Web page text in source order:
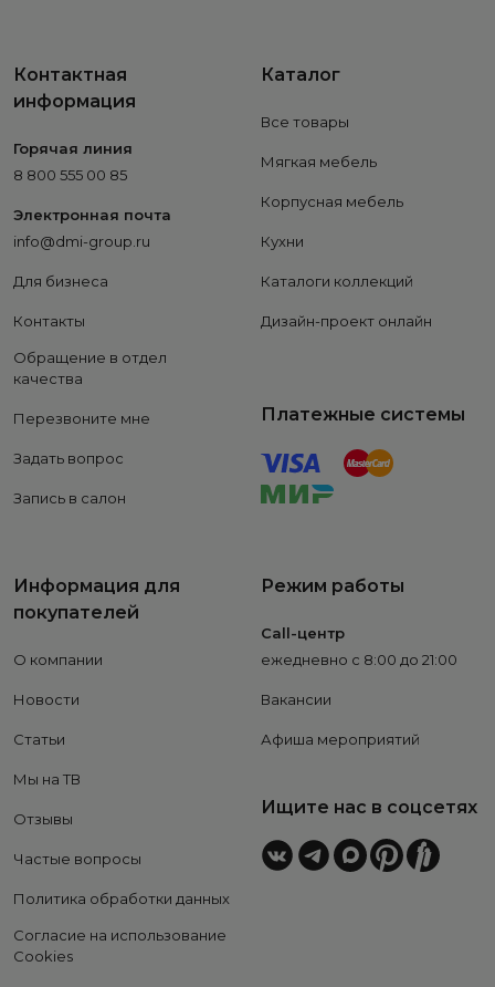
Контактная
информация
Горячая линия
8 800 555 00 85
Электронная почта
info@dmi-group.ru
Для бизнеса
Контакты
Обращение в отдел
качества
Перезвоните мне
Задать вопрос
Запись в салон
Каталог
Все товары
Мягкая мебель
Корпусная мебель
Кухни
Каталоги коллекций
Дизайн-проект онлайн
Платежные системы
Информация для
покупателей
О компании
Новости
Статьи
Мы на ТВ
Отзывы
Частые вопросы
Политика обработки данных
Согласие на использование
Cookies
Режим работы
Call-центр
ежедневно с 8:00 до 21:00
Вакансии
Афиша мероприятий
Ищите нас в соцсетях